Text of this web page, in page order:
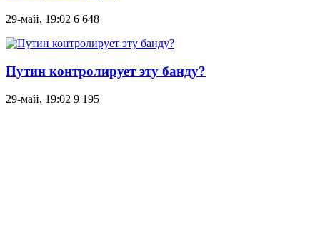
29-май, 19:02 6 648
Путин контролирует эту банду?
29-май, 19:02 9 195